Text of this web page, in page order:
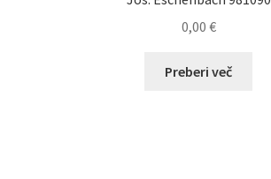
0,00 €
Preberi več